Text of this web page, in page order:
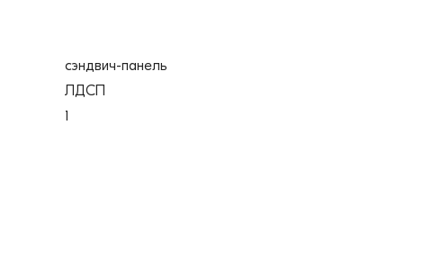
сэндвич-панель
ЛДСП
1